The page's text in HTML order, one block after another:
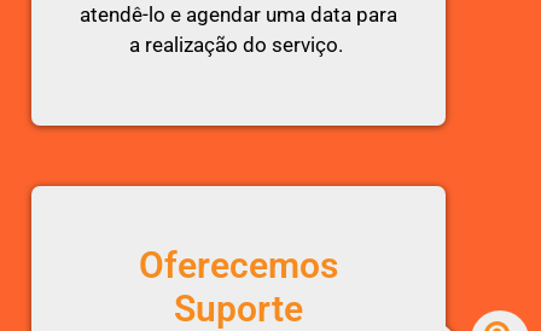
atendê-lo e agendar uma data para
a realização do serviço.
Oferecemos
Suporte